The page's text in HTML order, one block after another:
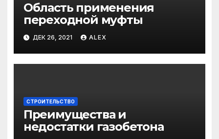
Область применения
переходной муфты
ДЕК 26, 2021 ALEX
СТРОИТЕЛЬСТВО
Преимущества и
недостатки газобетона